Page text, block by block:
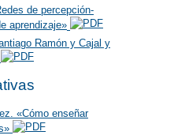
de percepción-
aprendizaje»
Ramón y Cajal y
«Cómo enseñar